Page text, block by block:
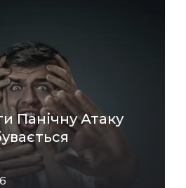
Панічну Атаку